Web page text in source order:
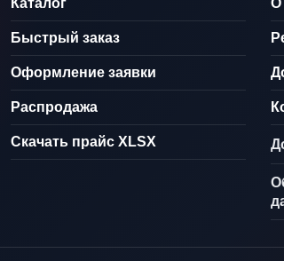
Каталог
Быстрый заказ
Оформление заявки
Распродажа
Скачать прайс XLSX
О